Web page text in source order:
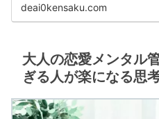
deai0kensaku.com
大人の恋愛メンタル
ぎる人が楽になる思